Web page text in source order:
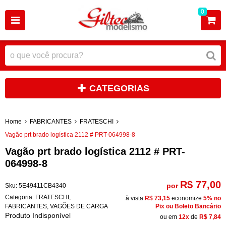
0
CATEGORIAS
Home FABRICANTES
FRATESCHI
Vagão prt brado logística 2112 # PRT-064998-8
Vagão prt brado logística 2112 # PRT-
064998-8
Sku: 5E49411CB4340
Categoria: FRATESCHI
FABRICANTES VAGÕES DE CARGA
Produto Indisponível
por R$ 77,00
à vista R$ 73,15 economize 5% no
Pix ou Boleto Bancário
ou em 12x de R$ 7,84